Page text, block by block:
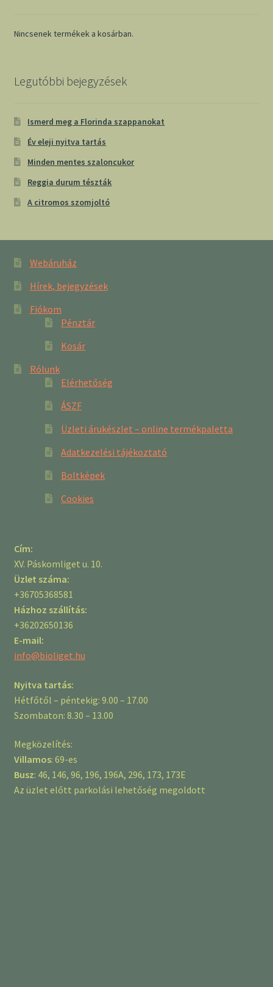
Nincsenek termékek a kosárban.
Legutóbbi bejegyzések
Ismerd meg a Florinda szappanokat
Év eleji nyitva tartás
Minden mentes szaloncukor
Reggia durum tészták
A citromos szomjoltó
Webáruház
Hírek, bejegyzések
Fiókom
Pénztár
Kosár
Rólunk
Elérhetőség
ÁSZF
Üzleti árukészlet – online termékpaletta
Adatkezelési tájékoztató
Boltképek
Cookies
Cím:
XV. Páskomliget u. 10.
Üzlet száma:
+36705368581
Házhoz szállítás:
+36202650136
E-mail:
info@bioliget.hu
Nyitva tartás:
Hétfőtől – péntekig: 9.00 – 17.00
Szombaton: 8.30 – 13.00
Megközelítés:
Villamos: 69-es
Busz: 46, 146, 96, 196, 196A, 296, 173, 173E
Az üzlet előtt parkolási lehetőség megoldott